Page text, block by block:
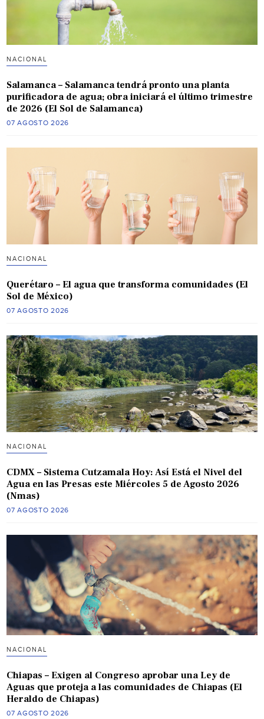
NACIONAL
Salamanca – Salamanca tendrá pronto una planta
purificadora de agua; obra iniciará el último trimestre
de 2026 (El Sol de Salamanca)
07 AGOSTO 2026
NACIONAL
Querétaro – El agua que transforma comunidades (El
Sol de México)
07 AGOSTO 2026
NACIONAL
CDMX – Sistema Cutzamala Hoy: Así Está el Nivel del
Agua en las Presas este Miércoles 5 de Agosto 2026
(Nmas)
07 AGOSTO 2026
NACIONAL
Chiapas – Exigen al Congreso aprobar una Ley de
Aguas que proteja a las comunidades de Chiapas (El
Heraldo de Chiapas)
07 AGOSTO 2026